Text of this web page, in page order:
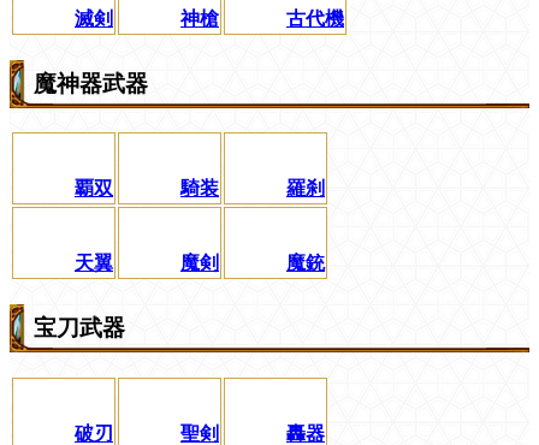
滅剣 神槍 古代機
魔神器武器
覇双 騎装 羅刹
天翼 魔剣 魔銃
宝刀武器
破刃 聖剣 轟器